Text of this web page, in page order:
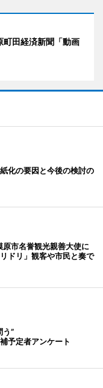
田経済新聞「動画
化の要因と今後の検討の
市名誉観光親善大使に
ドリ」観客や市民と奏で
う”
予定者アンケート